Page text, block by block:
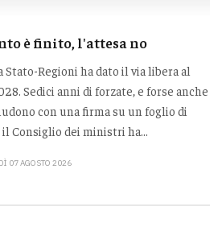
è finito, l'attesa no
Stato-Regioni ha dato il via libera al
Sedici anni di forzate, e forse anche
con una firma su un foglio di
Consiglio dei ministri ha...
07 AGOSTO 2026